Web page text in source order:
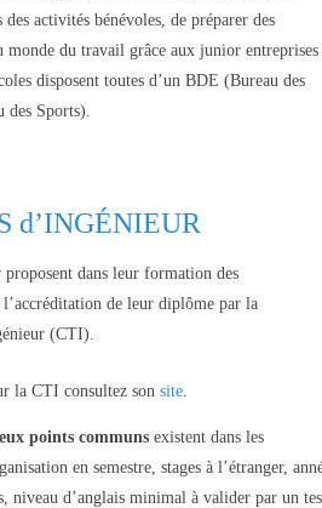
activités bénévoles, de préparer des
monde du travail grâce aux junior entreprises
disposent toutes d’un BDE (Bureau des
des Sports).
d’INGÉNIEUR
proposent dans leur formation des
l’accréditation de leur diplôme par la
(CTI).
la CTI consultez son site.
points communs existent dans les
en semestre, stages à l’étranger,
niveau d’anglais minimal à valider par un